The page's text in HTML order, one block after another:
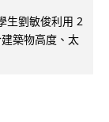
生劉敏俊利用 2
築物高度、太